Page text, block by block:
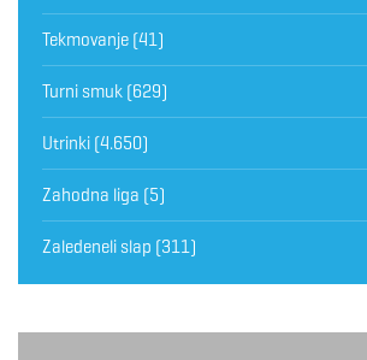
Tekmovanje (41)
Turni smuk (629)
Utrinki (4.650)
Zahodna liga (5)
Zaledeneli slap (311)